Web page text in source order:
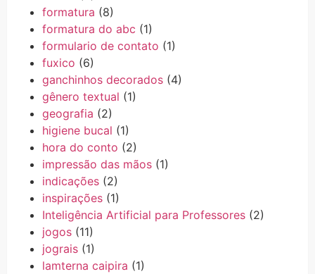
formatura (8)
formatura do abc (1)
formulario de contato (1)
fuxico (6)
ganchinhos decorados (4)
gênero textual (1)
geografia (2)
higiene bucal (1)
hora do conto (2)
impressão das mãos (1)
indicações (2)
inspirações (1)
Inteligência Artificial para Professores (2)
jogos (11)
jograis (1)
lamterna caipira (1)